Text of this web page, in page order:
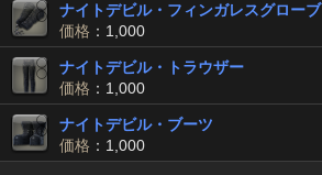
ナイトデビル・フィンガレスグローブ
価格 ：1,000
ナイトデビル・トラウザー
価格 ：1,000
ナイトデビル・ブーツ
価格 ：1,000